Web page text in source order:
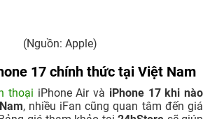
(Nguồn: Apple)
17 chính thức tại Việt Nam
thoại iPhone Air và iPhone 17 khi nào
, nhiều iFan cũng quan tâm đến giá